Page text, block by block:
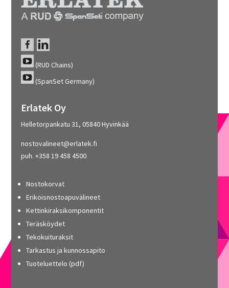
(RUD Chains)
(SpanSet Germany)
Erlatek Oy
Helletorpankatu 31, 05840 Hyvinkää
nostovalineet@erlatek.fi
puh. +358 19 458 4500
Nostokorvat
Erikoisnostoapuvälineet
Kettinkiraksikomponentit
Teräsköydet
Tekokuituraksit
Tarkastus ja kunnossapito
Tuoteluettelo (pdf)